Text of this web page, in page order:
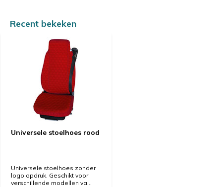
Recent bekeken
Universele stoelhoes rood
Universele stoelhoes zonder
logo opdruk. Geschikt voor
verschillende modellen va...